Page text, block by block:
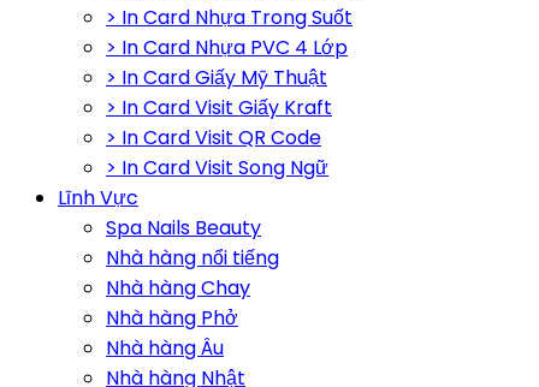
> In Card Nhựa Trong Suốt
> In Card Nhựa PVC 4 Lớp
> In Card Giấy Mỹ Thuật
> In Card Visit Giấy Kraft
> In Card Visit QR Code
> In Card Visit Song Ngữ
Lĩnh Vực
Spa Nails Beauty
Nhà hàng nổi tiếng
Nhà hàng Chay
Nhà hàng Phở
Nhà hàng Âu
Nhà hàng Nhật